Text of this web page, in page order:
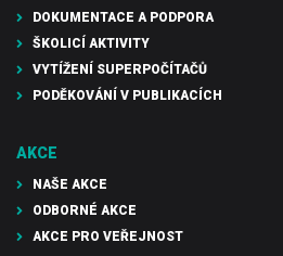
DOKUMENTACE A PODPORA
ŠKOLICÍ AKTIVITY
VYTÍŽENÍ SUPERPOČÍTAČŮ
PODĚKOVÁNÍ V PUBLIKACÍCH
AKCE
NAŠE AKCE
ODBORNÉ AKCE
AKCE PRO VEŘEJNOST